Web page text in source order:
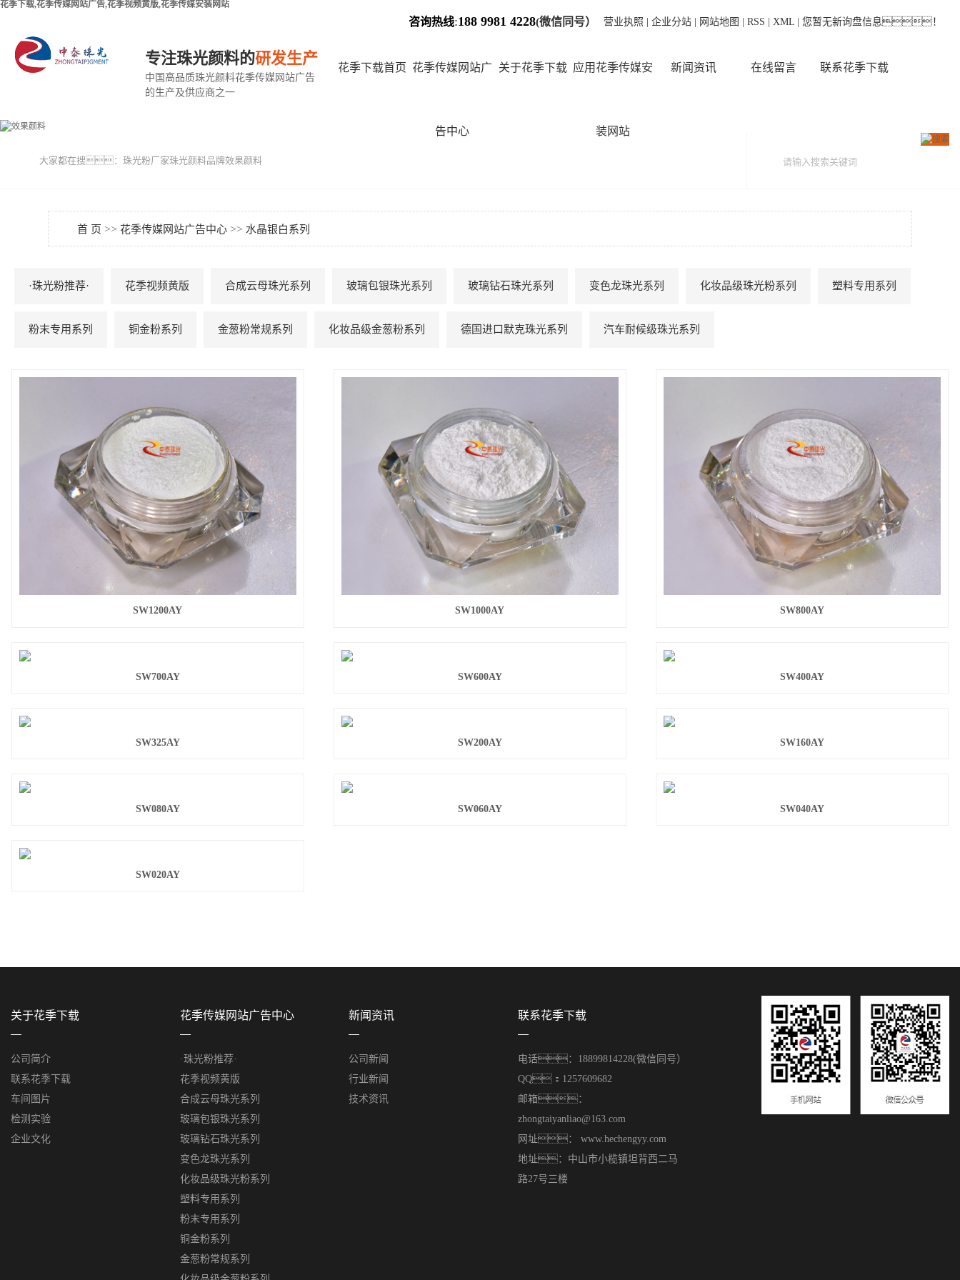
花季下载,花季传媒网站广告,花季视频黄版,花季传媒安装网站
咨询热线:188 9981 4228(微信同号） 营业执照 企业分站 网站地图 RSS XML 您暂无新询盘信息！
专注珠光颜料的研发生产
中国高品质珠光颜料花季传媒网站广告
的生产及供应商之一
花季下载首页 花季传媒网站广
告中心
关于花季下载 应用花季传媒安
装网站
新闻资讯 在线留言 联系花季下载
大家都在搜： 珠光粉厂家珠光颜料品牌效果颜料
首 页 >> 花季传媒网站广告中心 >> 水晶银白系列
·珠光粉推荐· 花季视频黄版 合成云母珠光系列 玻璃包银珠光系列 玻璃钻石珠光系列 变色龙珠光系列 化妆品级珠光粉系列 塑料专用系列
粉末专用系列 铜金粉系列 金葱粉常规系列 化妆品级金葱粉系列 德国进口默克珠光系列 汽车耐候级珠光系列
SW1200AY SW1000AY SW800AY
SW700AY SW600AY SW400AY
SW325AY SW200AY SW160AY
SW080AY SW060AY SW040AY
SW020AY
关于花季下载
公司简介
联系花季下载
车间图片
检测实验
企业文化
花季传媒网站广告中心
·珠光粉推荐·
花季视频黄版
合成云母珠光系列
玻璃包银珠光系列
玻璃钻石珠光系列
变色龙珠光系列
化妆品级珠光粉系列
塑料专用系列
粉末专用系列
铜金粉系列
金葱粉常规系列
新闻资讯
公司新闻
行业新闻
技术资讯
联系花季下载
电话：18899814228(微信同号）
QQ：1257609682
邮箱：
zhongtaiyanliao@163.com
网址： www.hechengyy.com
地址：中山市小榄镇坦背西二马
路27号三楼